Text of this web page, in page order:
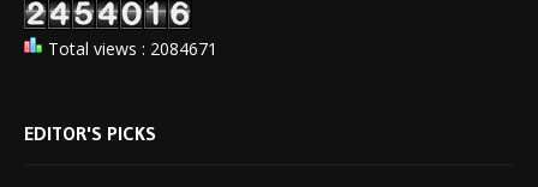
Total views : 2084671
EDITOR'S PICKS